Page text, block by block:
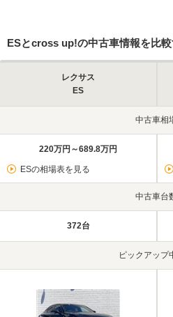
ESとcross up!の中古車情報を比較
レクサス
ES
中古車相
220万円～689.8万円
ESの相場表を見る
中古車台
372台
ピックアップ